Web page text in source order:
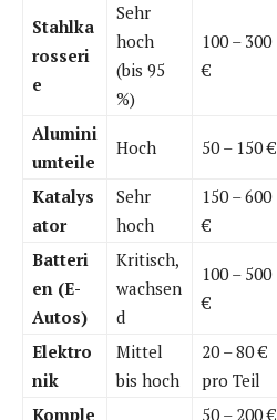
Stahlka
rosseri
e
Sehr
hoch
(bis 95
%)
100 – 300
€
Alumini
umteile
Hoch 50 – 150 €
Katalys
ator
Sehr
hoch
150 – 600
€
Batteri
en (E-
Autos)
Kritisch,
wachsen
d
100 – 500
€
Elektro
nik
Mittel
bis hoch
20 – 80 €
pro Teil
Komple
50 – 200 €